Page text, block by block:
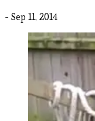
- Sep 11, 2014